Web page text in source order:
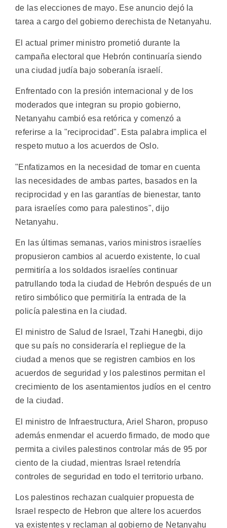
de las elecciones de mayo. Ese anuncio dejó la
tarea a cargo del gobierno derechista de Netanyahu.
El actual primer ministro prometió durante la
campaña electoral que Hebrón continuaría siendo
una ciudad judía bajo soberanía israelí.
Enfrentado con la presión internacional y de los
moderados que integran su propio gobierno,
Netanyahu cambió esa retórica y comenzó a
referirse a la "reciprocidad". Esta palabra implica el
respeto mutuo a los acuerdos de Oslo.
"Enfatizamos en la necesidad de tomar en cuenta
las necesidades de ambas partes, basados en la
reciprocidad y en las garantías de bienestar, tanto
para israelíes como para palestinos", dijo
Netanyahu.
En las últimas semanas, varios ministros israelíes
propusieron cambios al acuerdo existente, lo cual
permitiría a los soldados israelíes continuar
patrullando toda la ciudad de Hebrón después de un
retiro simbólico que permitiría la entrada de la
policía palestina en la ciudad.
El ministro de Salud de Israel, Tzahi Hanegbi, dijo
que su país no consideraría el repliegue de la
ciudad a menos que se registren cambios en los
acuerdos de seguridad y los palestinos permitan el
crecimiento de los asentamientos judíos en el centro
de la ciudad.
El ministro de Infraestructura, Ariel Sharon, propuso
además enmendar el acuerdo firmado, de modo que
permita a civiles palestinos controlar más de 95 por
ciento de la ciudad, mientras Israel retendría
controles de seguridad en todo el territorio urbano.
Los palestinos rechazan cualquier propuesta de
Israel respecto de Hebron que altere los acuerdos
ya existentes y reclaman al gobierno de Netanyahu